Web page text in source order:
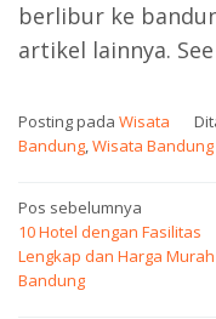
berlibur ke
artikel lainnya. See
Posting pada Wisata
Bandung,Wisata Bandung
Navigasi
pos
Pos sebelumnya
10 Hotel dengan Fasilitas
Lengkap dan Harga
Bandung